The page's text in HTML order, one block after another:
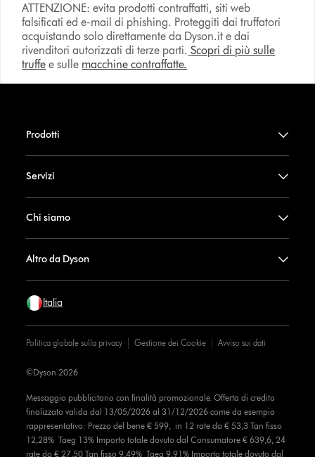
ATTENZIONE: evita prodotti contraffatti, siti web
falsificati ed e-mail di phishing. Proteggiti dai truffatori
acquistando solo direttamente da Dyson.it e dai
rivenditori autorizzati di terze parti. Scopri di più sulle
truffe e sulle macchine contraffatte.
Prodotti
Servizi
Chi siamo
Altro da Dyson
Italia
Politica globale sulla privacy Gestione dei Cookie Avviso sui dati
Messaggio pubblicitario con finalità promozionale. Offerta di credito
finalizzato valida dal 13/05/2026 al 31/12/2026 come da esempio
rappresentativo: Prezzo del bene € 599, in 12 rate da € 53,3 Tan fisso
12,28% Taeg 13% Importo totale dovuto dal Consumatore € 639,6, 24
rate da € 27,50 Tan fisso 9,49% Taeg 9,91% Importo totale dovuto dal
©Dyson 2026